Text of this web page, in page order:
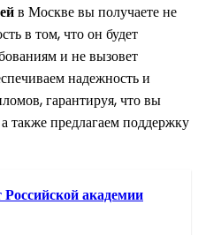
в Москве вы получаете не
в том, что он будет
и не вызовет
надежность и
гарантируя, что вы
также предлагаем поддержку
академии